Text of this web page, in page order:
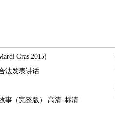
Gras 2015)
法发表讲话
事（完整版） 高清_标清